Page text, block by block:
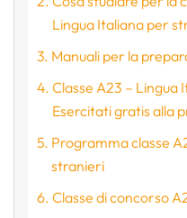
Lingua Italiana per
Manuali per la
Classe A23 –
Esercitati gratis alla
Programma classe
stranieri
Classe di concorso